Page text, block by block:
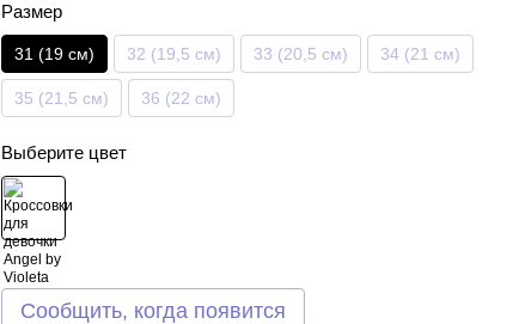
Размер
31 (19 см) 32 (19,5 см) 33 (20,5 см) 34 (21 см)
35 (21,5 см) 36 (22 см)
Выберите цвет
Сообщить, когда появится